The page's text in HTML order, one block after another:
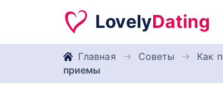
LovelyDating
Главная Советы Как
приемы